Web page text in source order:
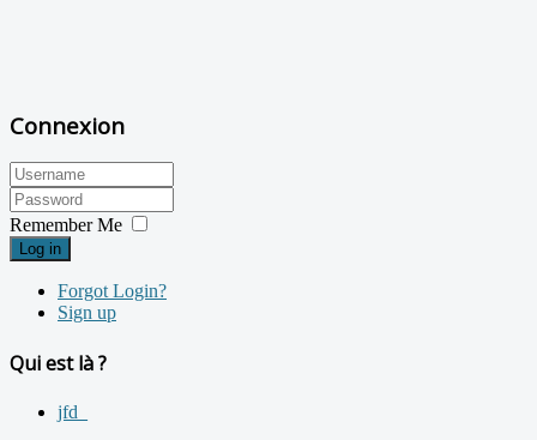
Connexion
Remember Me
Log in
Forgot Login?
Sign up
Qui est là ?
jfd_